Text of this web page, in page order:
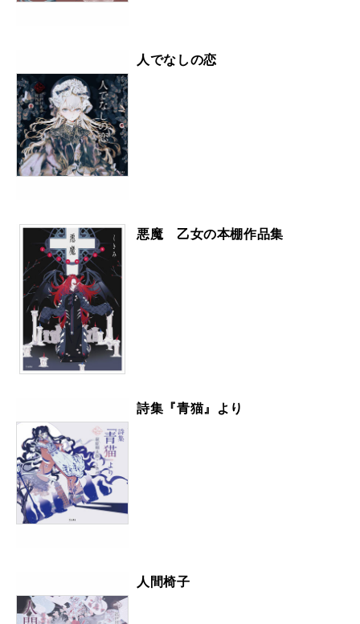
人でなしの恋
悪魔 乙女の本棚作品集
詩集『青猫』より
人間椅子